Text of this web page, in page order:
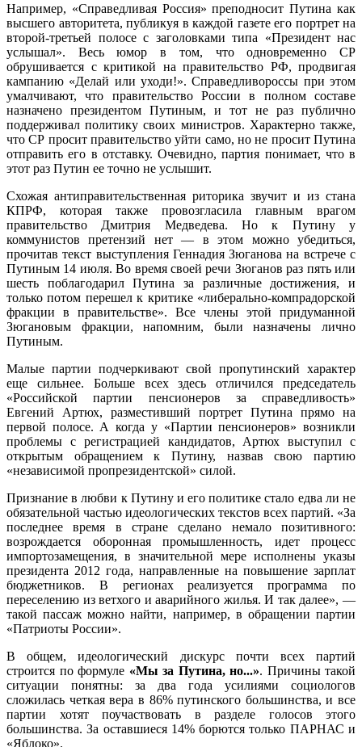
Например, «Справедливая Россия» преподносит Путина как
высшего авторитета, публикуя в каждой газете его портрет на
второй-третьей полосе с заголовками типа «Президент нас
услышал». Весь юмор в том, что одновременно СР
обрушивается с критикой на правительство РФ, продвигая
кампанию «Делай или уходи!». Справедливороссы при этом
умалчивают, что правительство России в полном составе
назначено президентом Путиным, и тот не раз публично
поддерживал политику своих министров. Характерно также,
что СР просит правительство уйти само, но не просит Путина
отправить его в отставку. Очевидно, партия понимает, что в
этот раз Путин ее точно не услышит.
Схожая антиправительственная риторика звучит и из стана
КПРФ, которая также провозгласила главным врагом
правительство Дмитрия Медведева. Но к Путину у
коммунистов претензий нет — в этом можно убедиться,
прочитав текст выступления Геннадия Зюганова на встрече с
Путиным 14 июля. Во время своей речи Зюганов раз пять или
шесть поблагодарил Путина за различные достижения, и
только потом перешел к критике «либерально-компрадорской
фракции в правительстве». Все члены этой придуманной
Зюгановым фракции, напомним, были назначены лично
Путиным.
Малые партии подчеркивают свой пропутинский характер
еще сильнее. Больше всех здесь отличился председатель
«Российской партии пенсионеров за справедливость»
Евгений Артюх, разместивший портрет Путина прямо на
первой полосе. А когда у «Партии пенсионеров» возникли
проблемы с регистрацией кандидатов, Артюх выступил с
открытым обращением к Путину, назвав свою партию
«независимой пропрезидентской» силой.
Признание в любви к Путину и его политике стало едва ли не
обязательной частью идеологических текстов всех партий. «За
последнее время в стране сделано немало позитивного:
возрождается оборонная промышленность, идет процесс
импортозамещения, в значительной мере исполнены указы
президента 2012 года, направленные на повышение зарплат
бюджетников. В регионах реализуется программа по
переселению из ветхого и аварийного жилья. И так далее», —
такой пассаж можно найти, например, в обращении партии
«Патриоты России».
В общем, идеологический дискурс почти всех партий
строится по формуле «Мы за Путина, но...». Причины такой
ситуации понятны: за два года усилиями социологов
сложилась четкая вера в 86% путинского большинства, и все
партии хотят поучаствовать в разделе голосов этого
большинства. За оставшиеся 14% борются только ПАРНАС и
«Яблоко».